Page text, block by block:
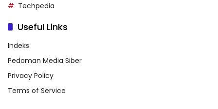
Techpedia
Useful Links
Indeks
Pedoman Media Siber
Privacy Policy
Terms of Service